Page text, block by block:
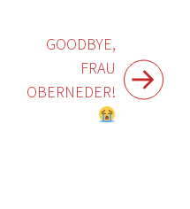
GOODBYE,
FRAU
OBERNEDER!